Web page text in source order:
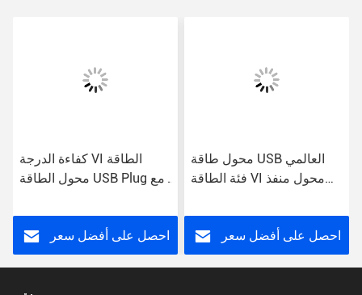
كفاءة الدرجة VI الطاقة
محول الطاقة USB Plug مع
احصل على أفضل سعر
محول طاقة USB العالمي
فئة الطاقة VI محول منفذ
احصل على أفضل سعر